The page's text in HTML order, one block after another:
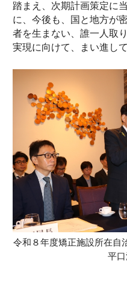
踏まえ、次期計画策定に
に、今後も、国と地方が
者を生まない、誰一人取
実現に向けて、まい進し
令和８年度矯正施設所在自
平